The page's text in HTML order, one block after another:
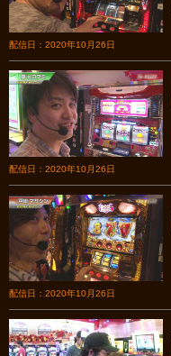
配信日：2020年10月26日
配信日：2020年10月26日
配信日：2020年10月26日